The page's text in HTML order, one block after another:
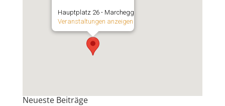
Hauptplatz 26 - Marchegg
Veranstaltungen anzeigen
Neueste Beiträge